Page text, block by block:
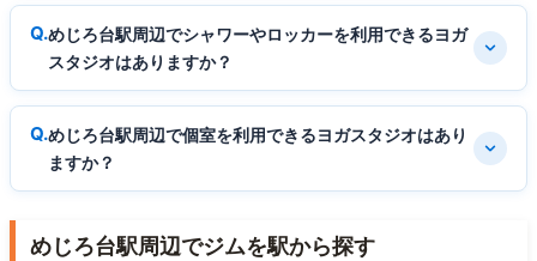
めじろ台駅周辺でシャワーやロッカーを利用できるヨガ
スタジオはありますか？
めじろ台駅周辺で個室を利用できるヨガスタジオはあり
ますか？
めじろ台駅周辺でジムを駅から探す